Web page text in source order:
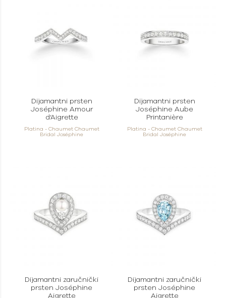
Dijamantni prsten
Joséphine Amour
d’Aigrette
Platina - Chaumet Chaumet
Bridal Joséphine
Dijamantni prsten
Joséphine Aube
Printanière
Platina - Chaumet Chaumet
Bridal Joséphine
Dijamantni zaručnički
prsten Joséphine
Aigrette
Dijamantni zaručnički
prsten Joséphine
Aigrette